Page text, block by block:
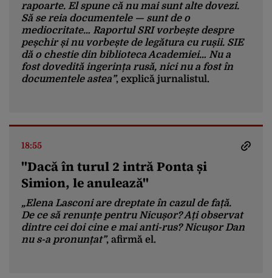
rapoarte. El spune că nu mai sunt alte dovezi.
Să se reia documentele — sunt de o
mediocritate… Raportul SRI vorbește despre
peșchir și nu vorbește de legătura cu rușii. SIE
dă o chestie din biblioteca Academiei… Nu a
fost dovedită ingerința rusă, nici nu a fost în
documentele astea”, explică jurnalistul.
18:55
"Dacă în turul 2 intră Ponta și
Simion, le anulează"
„Elena Lasconi are dreptate în cazul de față.
De ce să renunțe pentru Nicușor? Ați observat
dintre cei doi cine e mai anti-rus? Nicușor Dan
nu s-a pronunțat”, afirmă el.